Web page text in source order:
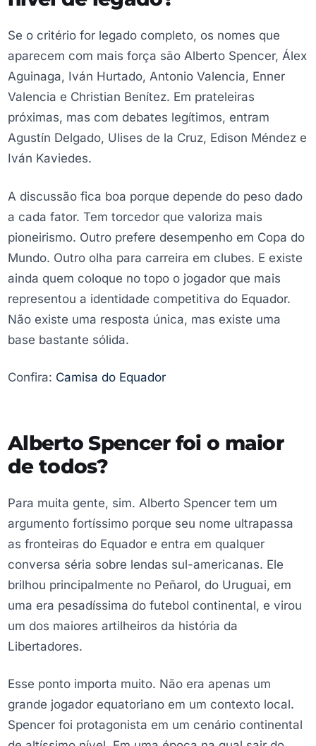
Se o critério for legado completo, os nomes que
aparecem com mais força são Alberto Spencer, Álex
Aguinaga, Iván Hurtado, Antonio Valencia, Enner
Valencia e Christian Benítez. Em prateleiras
próximas, mas com debates legítimos, entram
Agustín Delgado, Ulises de la Cruz, Edison Méndez e
Iván Kaviedes.
A discussão fica boa porque depende do peso dado
a cada fator. Tem torcedor que valoriza mais
pioneirismo. Outro prefere desempenho em Copa do
Mundo. Outro olha para carreira em clubes. E existe
ainda quem coloque no topo o jogador que mais
representou a identidade competitiva do Equador.
Não existe uma resposta única, mas existe uma
base bastante sólida.
Confira: Camisa do Equador
Alberto Spencer foi o maior
de todos?
Para muita gente, sim. Alberto Spencer tem um
argumento fortíssimo porque seu nome ultrapassa
as fronteiras do Equador e entra em qualquer
conversa séria sobre lendas sul-americanas. Ele
brilhou principalmente no Peñarol, do Uruguai, em
uma era pesadíssima do futebol continental, e virou
um dos maiores artilheiros da história da
Libertadores.
Esse ponto importa muito. Não era apenas um
grande jogador equatoriano em um contexto local.
Spencer foi protagonista em um cenário continental